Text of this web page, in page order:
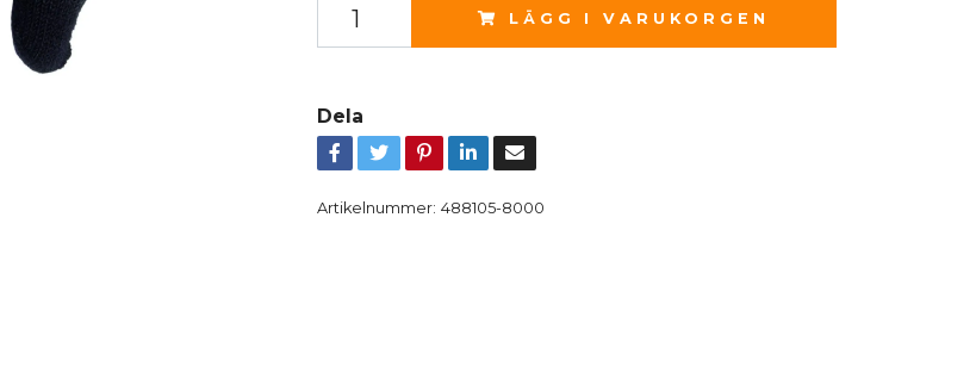
LÄGG I VARUKORGEN
Dela
Artikelnummer: 488105-8000